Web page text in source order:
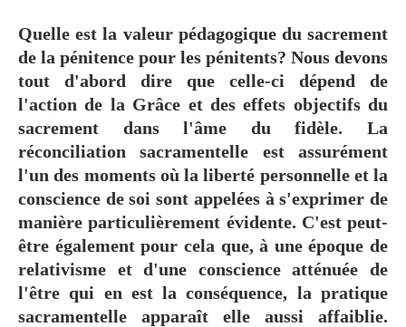
Quelle est la valeur pédagogique du sacrement
de la pénitence pour les pénitents? Nous devons
tout d'abord dire que celle-ci dépend de
l'action de la Grâce et des effets objectifs du
sacrement dans l'âme du fidèle. La
réconciliation sacramentelle est assurément
l'un des moments où la liberté personnelle et la
conscience de soi sont appelées à s'exprimer de
manière particulièrement évidente. C'est peut-
être également pour cela que, à une époque de
relativisme et d'une conscience atténuée de
l'être qui en est la conséquence, la pratique
sacramentelle apparaît elle aussi affaiblie.